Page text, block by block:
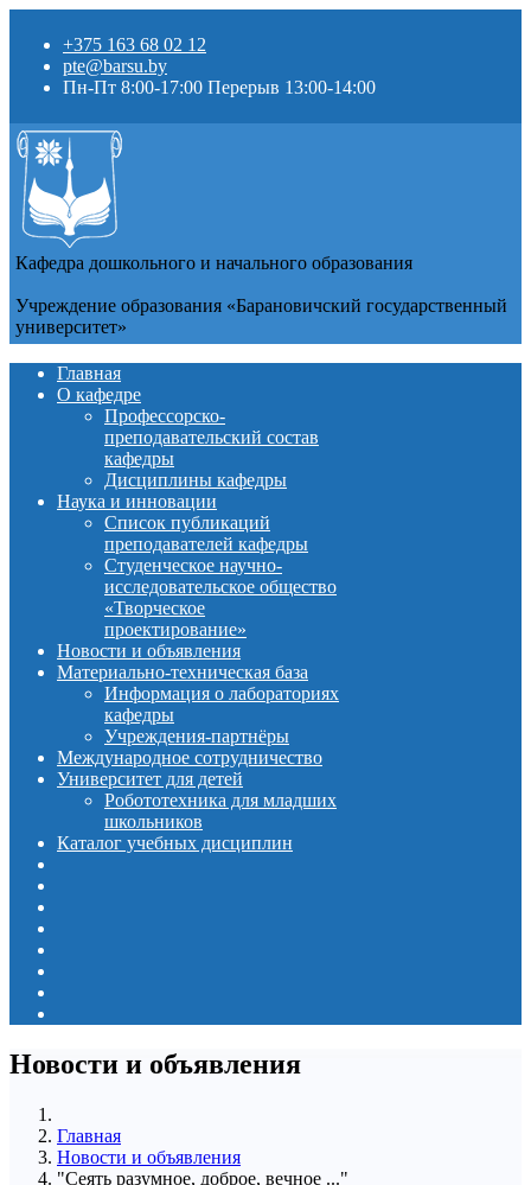
+375 163 68 02 12
pte@barsu.by
Пн-Пт 8:00-17:00 Перерыв 13:00-14:00
Кафедра дошкольного и начального образования
Учреждение образования «Барановичский государственный
университет»
Главная
О кафедре
Профессорско-
преподавательский состав
кафедры
Дисциплины кафедры
Наука и инновации
Список публикаций
преподавателей кафедры
Студенческое научно-
исследовательское общество
«Творческое
проектирование»
Новости и объявления
Материально-техническая база
Информация о лабораториях
кафедры
Учреждения-партнёры
Международное сотрудничество
Университет для детей
Робототехника для младших
школьников
Каталог учебных дисциплин
Новости и объявления
Главная
Новости и объявления
"Сеять разумное, доброе, вечное ..."